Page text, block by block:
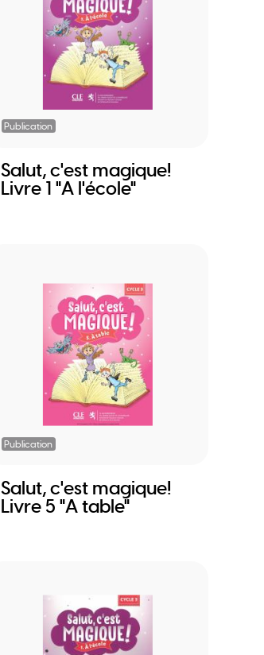
Publication
Salut, c'est magique!
Livre 1 "A l'école"
Publication
Salut, c'est magique!
Livre 5 "A table"